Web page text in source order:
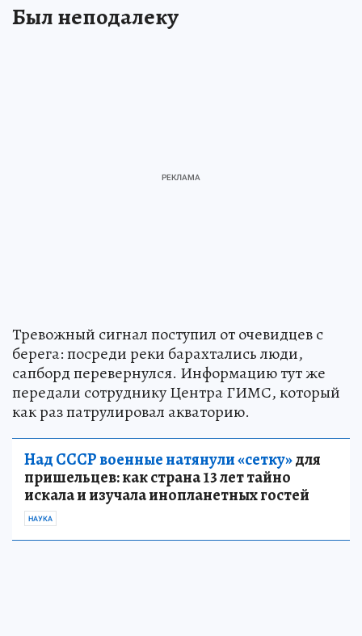
Был неподалеку
Тревожный сигнал поступил от очевидцев с
берега: посреди реки барахтались люди,
сапборд перевернулся. Информацию тут же
передали сотруднику Центра ГИМС, который
как раз патрулировал акваторию.
Над СССР военные натянули «сетку»для
пришельцев: как страна 13 лет тайно
искала и изучала инопланетных гостей
НАУКА